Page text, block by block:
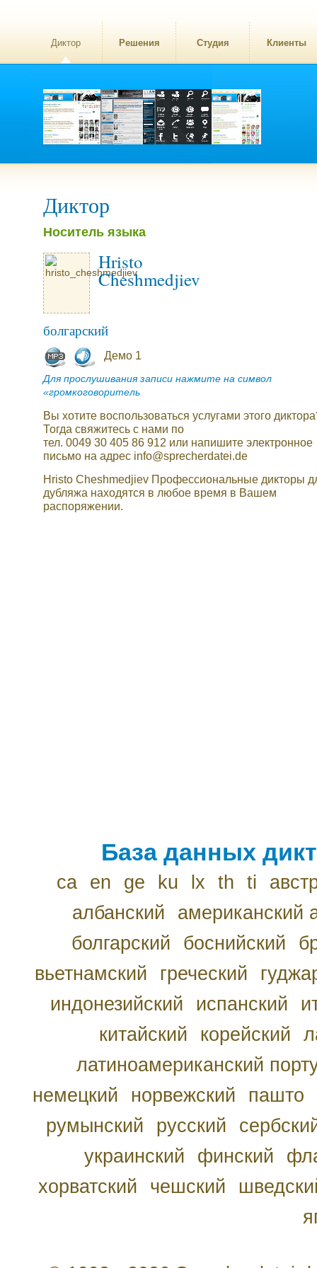
Диктор Решения Студия Клиенты
Диктор
Носитель языка
Hristo
Cheshmedjiev
болгарский
Демо 1
Для прослушивания записи нажмите на символ
«громкоговоритель
Вы хотите воспользоваться услугами этого
Тогда свяжитесь с нами по
тел. 0049 30 405 86 912 или напишите электронное
письмо на адрес info@sprecherdatei.de
Hristo Cheshmedjiev Профессиональные дикторы
дубляжа находятся в любое время в Вашем
распоряжении.
База данных
ca en ge ku lx th ti
албанский
американский
болгарский
боснийский
вьетнамский
греческий
индонезийский
испанский
китайский
корейский
латиноамериканский
немецкий
норвежский
пашто
румынский
русский
украинский
финский
хорватский
чешский